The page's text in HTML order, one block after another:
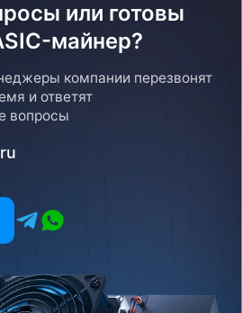
возврат товара, клиенту
с менеджером, который
Компании после
мы свяжемся с вами в
или готовы
майнер?
компании перезвонят
и ответят
вопросы